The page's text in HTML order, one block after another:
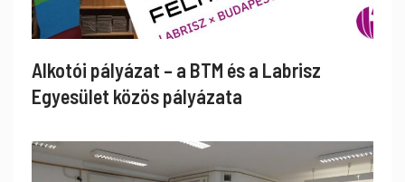
Alkotói pályázat – a BTM és a Labrisz
Egyesület közös pályázata